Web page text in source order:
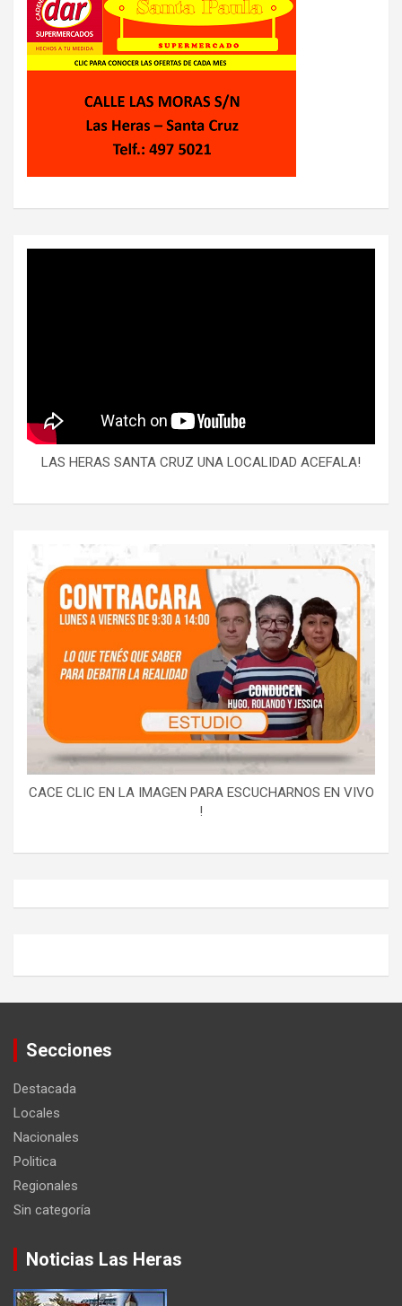
LAS HERAS SANTA CRUZ UNA LOCALIDAD ACEFALA!
CACE CLIC EN LA IMAGEN PARA ESCUCHARNOS EN VIVO
!
Secciones
Destacada
Locales
Nacionales
Politica
Regionales
Sin categoría
Noticias Las Heras